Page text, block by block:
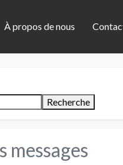
À propos de nous
Recherche
messages